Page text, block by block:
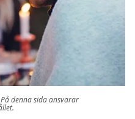
denna sida ansvarar